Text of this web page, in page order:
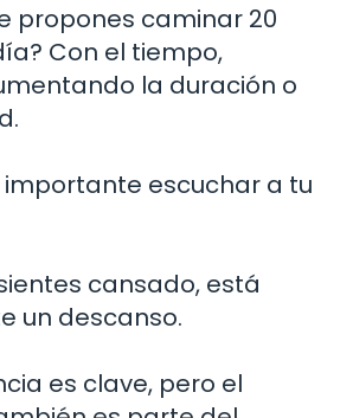
propones caminar 20
Con el tiempo,
la duración o
importante escuchar a tu
cansado, está
un descanso.
es clave, pero el